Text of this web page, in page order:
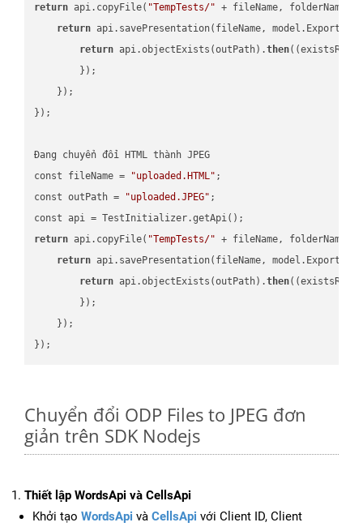
return api.copyFile( "TempTests/" + fileName, folderName +
return api.savePresentation(fileName,
return api.objectExists(outPath).then(
        });
    });
});
Đang chuyển đổi HTML thành JPEG
const fileName =
"uploaded.HTML" ;
const outPath =
"uploaded.JPEG" ;
return api.copyFile( "TempTests/" + fileName, folderName +
return api.savePresentation(fileName,
return api.objectExists(outPath).then(
        });
    });
Chuyển đổi ODP Files to JPEG đơn
giản trên SDK Nodejs
Thiết lập WordsApi và CellsApi
Khởi tạo WordsApi và CellsApi với Client ID, Client